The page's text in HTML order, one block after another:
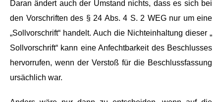
Daran ändert auch der Umstand nichts, dass es sich bei
den Vorschriften des § 24 Abs. 4 S. 2 WEG nur um eine
„Sollvorschrift“ handelt. Auch die Nichteinhaltung dieser „
Sollvorschrift“ kann eine Anfechtbarkeit des Beschlusses
hervorrufen, wenn der Verstoß für die Beschlussfassung
ursächlich war.